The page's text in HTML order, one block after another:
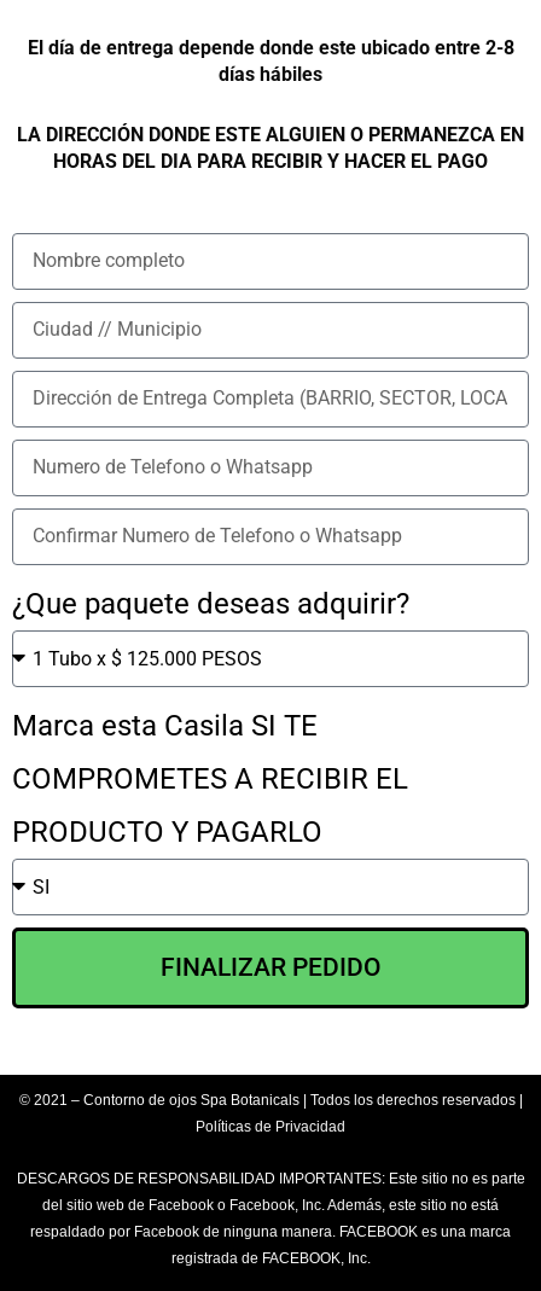
El día de entrega depende donde este ubicado entre 2-8
días hábiles
LA DIRECCIÓN DONDE ESTE ALGUIEN O PERMANEZCA EN
HORAS DEL DIA PARA RECIBIR Y HACER EL PAGO
¿Que paquete deseas adquirir?
Marca esta Casila SI TE
COMPROMETES A RECIBIR EL
PRODUCTO Y PAGARLO
FINALIZAR PEDIDO
© 2021 – Contorno de ojos Spa Botanicals | Todos los derechos reservados |
Políticas de Privacidad
DESCARGOS DE RESPONSABILIDAD IMPORTANTES: Este sitio no es parte
del sitio web de Facebook o Facebook, Inc. Además, este sitio no está
respaldado por Facebook de ninguna manera. FACEBOOK es una marca
registrada de FACEBOOK, Inc.